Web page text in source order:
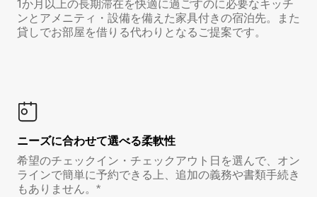
1か月以上の長期滞在を快適に過ごすのに必要なキッチ
ンとアメニティ・設備を備えた家具付きの宿泊先。また
貸しでお部屋を借りる代わりとなるご提案です。
ニーズに合わせて選べる柔軟性
希望のチェックイン・チェックアウト日を選んで、オン
ラインで簡単に予約できる上、追加の義務や書類手続き
もありません。*